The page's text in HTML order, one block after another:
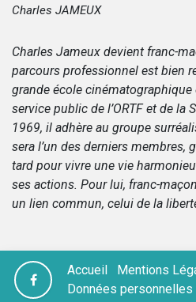
Charles JAMEUX
Charles Jameux devient franc-
parcours professionnel est bien
grande école
service public de l’ORTF et de la
1969, il adhère au groupe
sera l’un des derniers membres,
tard pour vivre une vie
ses actions. Pour lui, franc-
un lien commun, celui de la
Accueil Mentions
Données personnelles